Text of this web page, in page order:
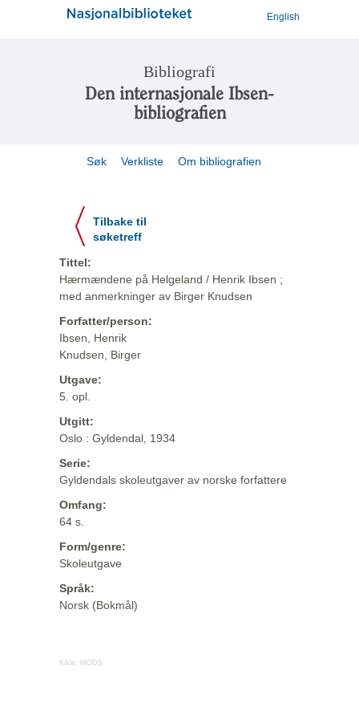
English
Bibliografi
Den internasjonale Ibsen-
bibliografien
Søk Verkliste Om bibliografien
Tilbake til
søketreff
Tittel:
Hærmændene på Helgeland / Henrik Ibsen ;
med anmerkninger av Birger Knudsen
Forfatter/person:
Ibsen, Henrik
Knudsen, Birger
Utgave:
5. opl.
Utgitt:
Oslo : Gyldendal, 1934
Serie:
Gyldendals skoleutgaver av norske forfattere
Omfang:
64 s.
Form/genre:
Skoleutgave
Språk:
Norsk (Bokmål)
Kilde: MODS